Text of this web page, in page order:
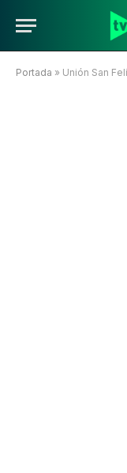
Portada » Unión San Felipe y